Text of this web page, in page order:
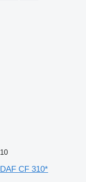
10
DAF CF 310*